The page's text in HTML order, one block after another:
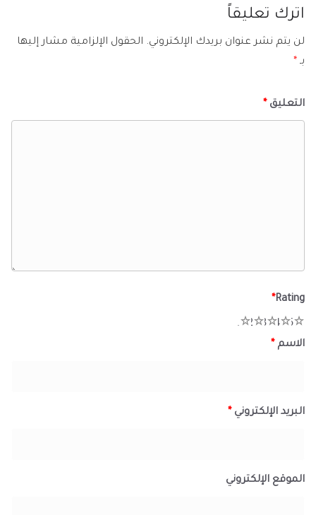
اترك تعليقاً
لن يتم نشر عنوان بريدك الإلكتروني. الحقول الإلزامية مشار إليها
بـ *
التعليق*
Rating
*
5
4
3
2
الاسم*
البريد الإلكتروني*
الموقع الإلكتروني